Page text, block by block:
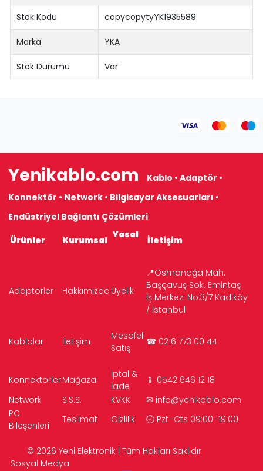
Stok Kodu copycopytyYK1935589
Marka YKA
Stok Durumu Var
Yenikablo.com
Kablo • Adaptör •
Konnektör • Network • Bilgisayar Aksesuarları •
Endüstriyel Bağlantı Çözümleri
Ürünler
Kurumsal Yasal İletişim
Adaptörler Hakkımızda Üyelik
📍Osmanağa Mah.
Başçavuş Sok. Emintaş
İş Merkezi No:3/7 Kadıköy
/ İstanbul
Kablolar İletişim
Mesafeli
Satış
☎ 0216 773 00 44
KonnektörlerMağaza
İptal &
İade
📱 0542 646 12 18
Network
S.S.S. KVKK ✉ info@yenikablo.com
PC
Bileşenleri
Teslimat Gizlilik 🕘 Pzt–Cts 09:00–19:00
© 2026 Yeni Elektronik | Tüm Hakları Saklıdır
Sosyal Medya